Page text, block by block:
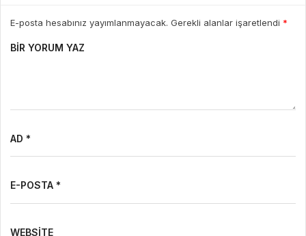
E-posta hesabınız yayımlanmayacak. Gerekli alanlar işaretlendi *
BIR YORUM YAZ
AD *
E-POSTA *
WEBSITE